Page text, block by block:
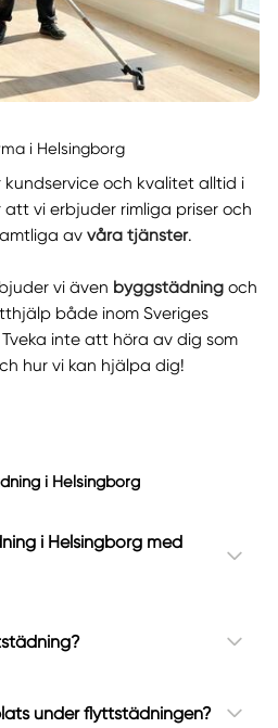
i Helsingborg
kundservice och kvalitet alltid i
vi erbjuder rimliga priser och
av våra tjänster.
vi även byggstädningoch
både inom Sveriges
inte att höra av dig som
hur vi kan hjälpa dig!
i Helsingborg
i Helsingborg med
under flyttstädningen?